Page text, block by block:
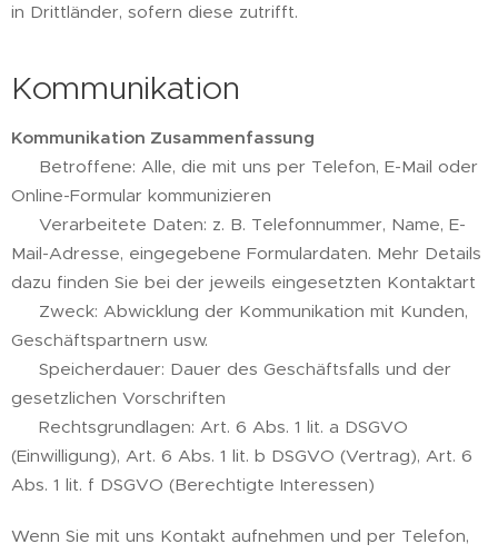
in Drittländer, sofern diese zutrifft.
Kommunikation
Kommunikation Zusammenfassung
👥 Betroffene: Alle, die mit uns per Telefon, E-Mail oder
Online-Formular kommunizieren
📓 Verarbeitete Daten: z. B. Telefonnummer, Name, E-
Mail-Adresse, eingegebene Formulardaten. Mehr Details
dazu finden Sie bei der jeweils eingesetzten Kontaktart
🤝 Zweck: Abwicklung der Kommunikation mit Kunden,
Geschäftspartnern usw.
📅 Speicherdauer: Dauer des Geschäftsfalls und der
gesetzlichen Vorschriften
⚖️ Rechtsgrundlagen: Art. 6 Abs. 1 lit. a DSGVO
(Einwilligung), Art. 6 Abs. 1 lit. b DSGVO (Vertrag), Art. 6
Abs. 1 lit. f DSGVO (Berechtigte Interessen)
Wenn Sie mit uns Kontakt aufnehmen und per Telefon,